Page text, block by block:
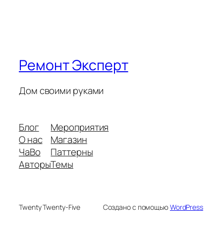
Ремонт Эксперт
Дом своими руками
Блог
О нас
ЧаВо
Авторы
Мероприятия
Магазин
Паттерны
Темы
Twenty Twenty-Five Создано с помощьюWordPress